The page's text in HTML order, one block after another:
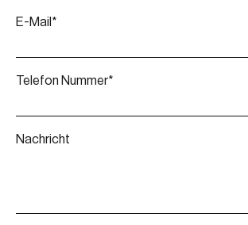
E-Mail*
Telefon Nummer*
Nachricht